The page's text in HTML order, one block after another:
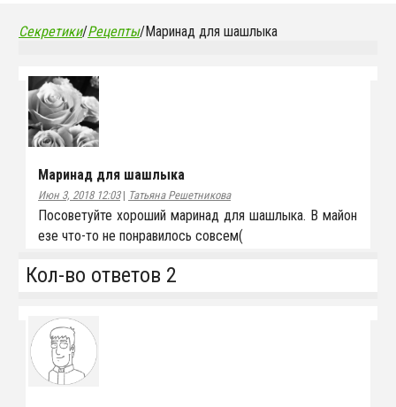
Секретики/Рецепты/Маринад для шашлыка
Маринад для шашлыка
Июн 3, 2018 12:03| Татьяна Решетникова
Посоветуйте хороший маринад для шашлыка. В майон
езе что-то не понравилось совсем(
Кол-во ответов 2